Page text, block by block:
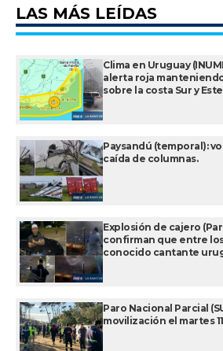
LAS MÁS LEÍDAS
Clima en Uruguay
alerta roja
sobre la costa Sur y
Paysandú (temporal):
caída de columnas.
Explosión de cajero
confirman que entre
conocido cantante
Paro Nacional Parcial
movilización el martes